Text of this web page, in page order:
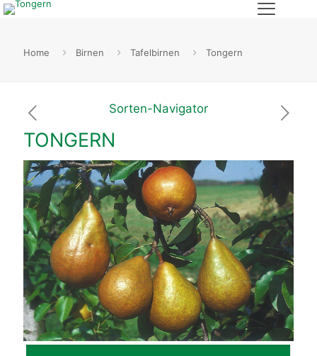
Home Birnen Tafelbirnen Tongern
Sorten-Navigator
TONGERN